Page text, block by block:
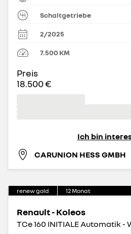
Schaltgetriebe
2/2025
7.500KM
Preis
18.500 €
Ich bin
CARUNION HESS GMBH
renew gold 12Monat
Renault - Koleos
TCe 160 INITIALE Automatik -